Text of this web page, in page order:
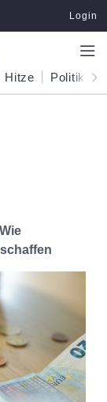
Login
Hitze Politik